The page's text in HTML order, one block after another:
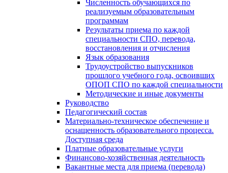
Численность обучающихся по
реализуемым образовательным
программам
Результаты приема по каждой
специальности СПО, перевода,
восстановления и отчисления
Язык образования
Трудоустройство выпускников
прошлого учебного года, освоивших
ОПОП СПО по каждой специальности
Методические и иные документы
Руководство
Педагогический состав
Материально-техническое обеспечение и
оснащенность образовательного процесса.
Доступная среда
Платные образовательные услуги
Финансово-хозяйственная деятельность
Вакантные места для приема (перевода)